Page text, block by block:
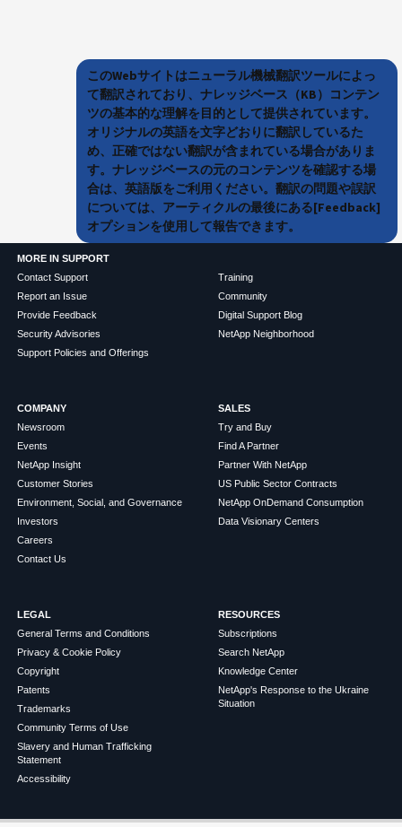
このWebサイトはニューラル機械翻訳ツールによっ
て翻訳されており、ナレッジベース（KB）コンテン
ツの基本的な理解を目的として提供されています。
オリジナルの英語を文字どおりに翻訳しているた
め、正確ではない翻訳が含まれている場合がありま
す。ナレッジベースの元のコンテンツを確認する場
合は、英語版をご利用ください。翻訳の問題や誤訳
については、アーティクルの最後にある[Feedback]
オプションを使用して報告できます。
MORE IN SUPPORT
Contact Support
Report an Issue
Provide Feedback
Security Advisories
Support Policies and Offerings
Training
Community
Digital Support Blog
NetApp Neighborhood
COMPANY
Newsroom
Events
NetApp Insight
Customer Stories
Environment, Social, and Governance
Investors
Careers
Contact Us
SALES
Try and Buy
Find A Partner
Partner With NetApp
US Public Sector Contracts
NetApp OnDemand Consumption
Data Visionary Centers
LEGAL
General Terms and Conditions
Privacy & Cookie Policy
Copyright
Patents
Trademarks
Community Terms of Use
Slavery and Human Trafficking
Statement
Accessibility
RESOURCES
Subscriptions
Search NetApp
Knowledge Center
NetApp's Response to the Ukraine
Situation